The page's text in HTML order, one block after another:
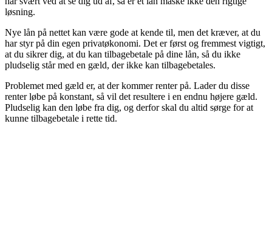
løsning.
Nye lån på nettet kan være gode at kende til, men det kræver, at du
har styr på din egen privatøkonomi. Det er først og fremmest vigtigt,
at du sikrer dig, at du kan tilbagebetale på dine lån, så du ikke
pludselig står med en gæld, der ikke kan tilbagebetales.
Problemet med gæld er, at der kommer renter på. Lader du disse
renter løbe på konstant, så vil det resultere i en endnu højere gæld.
Pludselig kan den løbe fra dig, og derfor skal du altid sørge for at
kunne tilbagebetale i rette tid.